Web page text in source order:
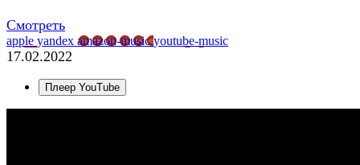
Смотреть
apple yandex amazon-musicyoutube-music
17.02.2022
Плеер YouTube